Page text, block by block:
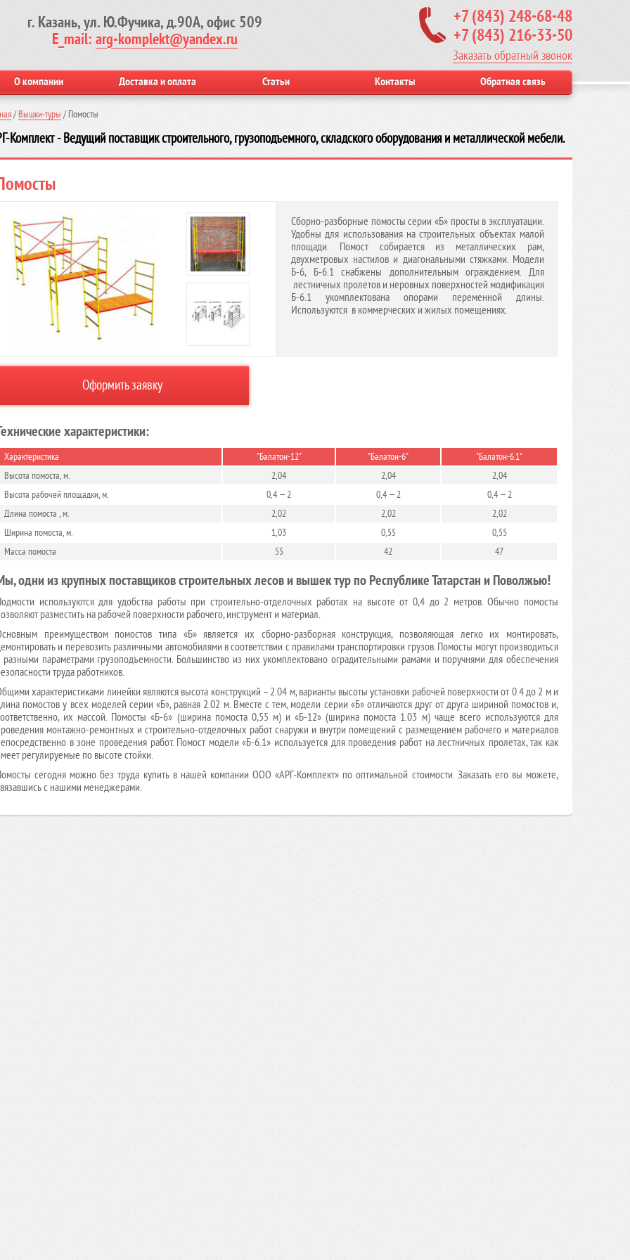
г. Казань, ул. Ю.Фучика, д.90А, офис 509
E_mail:arg-komplekt@yandex.ru
+7 (843) 248-68-48
+7 (843) 216-33-50
Заказать обратный звонок
О компании Доставка и оплата Статьи Контакты Обратная связь
/ Вышки-туры / Помосты
Комплект - Ведущий поставщик строительного, грузоподъемного, складского оборудования и металлической мебели.
Оформить заявку
Сборно-разборные помосты серии «Б» просты в эксплуатации.
Удобны для использования на строительных объектах малой
площади. Помост собирается из металлических рам,
двухметровых настилов и диагональными стяжками. Модели
Б-6, Б-6.1 снабжены дополнительным ограждением. Для
лестничных пролетов и неровных поверхностей модификация
Б-6.1 укомплектована опорами переменной длины.
Используются в коммерческих и жилых помещениях.
характеристики:
Характеристика "Балатон-12" "Балатон-6"
"Балатон-6.1"
Высота помоста, м.
2,04 2,04
2,04
Высота рабочей площадки, м.
0,4 — 2 0,4 — 2
0,4 — 2
Длина помоста , м.
2,02 2,02
2,02
Ширина помоста, м.
1,03 0,55
0,55
Масса помоста
55 42 47
одни из крупных поставщиков строительных лесов и вышек тур по Республике Татарстан и Поволжью!
используются для удобства работы при строительно-отделочных работах на высоте от 0,4 до 2 метров. Обычно помосты
разместить на рабочей поверхности рабочего, инструмент и материал.
преимуществом помостов типа «Б» является их сборно-разборная конструкция, позволяющая легко их монтировать,
и перевозить различными автомобилями в соответствии с правилами транспортировки грузов. Помосты могут производиться
разными параметрами грузоподъемности. Большинство из них укомплектовано оградительными рамами и поручнями для обеспечения
труда работников.
характеристиками линейки являются высота конструкций – 2.04 м, варианты высоты установки рабочей поверхности от 0.4 до 2 м и
помостов у всех моделей серии «Б», равная 2.02 м. Вместе с тем, модели серии «Б» отличаются друг от друга шириной помостов и,
их массой. Помосты «Б-6» (ширина помоста 0,55 м) и «Б-12» (ширина помоста 1.03 м) чаще всего используются для
монтажно-ремонтных и строительно-отделочных работ снаружи и внутри помещений с размещением рабочего и материалов
в зоне проведения работ. Помост модели «Б-6.1» используется для проведения работ на лестничных пролетах, так как
регулируемые по высоте стойки.
сегодня можно без труда купить в нашей компании ООО «АРГ-Комплект» по оптимальной стоимости. Заказать его вы можете,
с нашими менеджерами.